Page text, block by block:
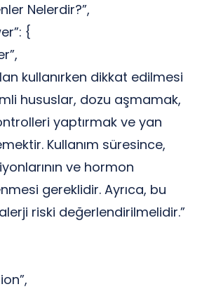
Nelerdir?”,
{
kullanırken dikkat edilmesi
hususlar, dozu aşmamak,
yaptırmak ve yan
Kullanım süresince,
ve hormon
gereklidir. Ayrıca, bu
riski değerlendirilmelidir.”